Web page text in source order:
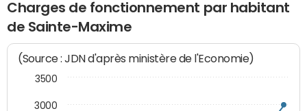
Charges de fonctionnement par habitant
de Sainte-Maxime
(Source : JDN d'après ministère de l'Economie)
3000
3500